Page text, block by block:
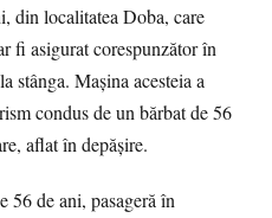
din localitatea Doba, care
fi asigurat corespunzător în
stânga. Mașina acesteia a
condus de un bărbat de 56
aflat în depășire.
56 de ani, pasageră în